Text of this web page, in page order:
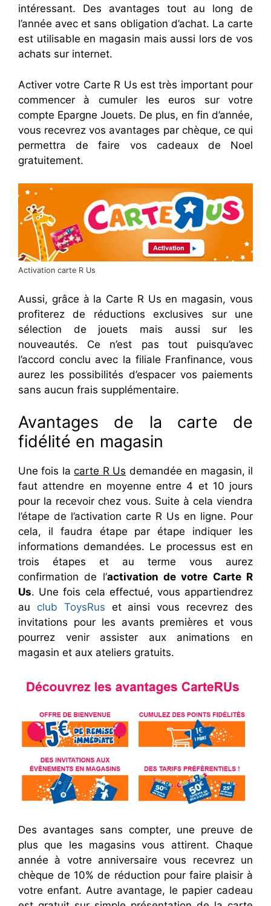
intéressant. Des avantages tout au long de
l’année avec et sans obligation d’achat. La carte
est utilisable en magasin mais aussi lors de vos
achats sur internet.
Activer votre Carte R Us est très important pour
commencer à cumuler les euros sur votre
compte Epargne Jouets. De plus, en fin d’année,
vous recevrez vos avantages par chèque, ce qui
permettra de faire vos cadeaux de Noel
gratuitement.
Activation carte R Us
Aussi, grâce à la Carte R Us en magasin, vous
profiterez de réductions exclusives sur une
sélection de jouets mais aussi sur les
nouveautés. Ce n’est pas tout puisqu’avec
l’accord conclu avec la filiale Franfinance, vous
aurez les possibilités d’espacer vos paiements
sans aucun frais supplémentaire.
Avantages de la carte de
fidélité en magasin
Une fois lacarte R Us demandée en magasin, il
faut attendre en moyenne entre 4 et 10 jours
pour la recevoir chez vous. Suite à cela viendra
l’étape de l’activation carte R Us en ligne. Pour
cela, il faudra étape par étape indiquer les
informations demandées. Le processus est en
trois étapes et au terme vous aurez
confirmation de l’activation de votre Carte R
Us. Une fois cela effectué, vous appartiendrez
au club ToysRus et ainsi vous recevrez des
invitations pour les avants premières et vous
pourrez venir assister aux animations en
magasin et aux ateliers gratuits.
Des avantages sans compter, une preuve de
plus que les magasins vous attirent. Chaque
année à votre anniversaire vous recevrez un
chèque de 10% de réduction pour faire plaisir à
votre enfant. Autre avantage, le papier cadeau